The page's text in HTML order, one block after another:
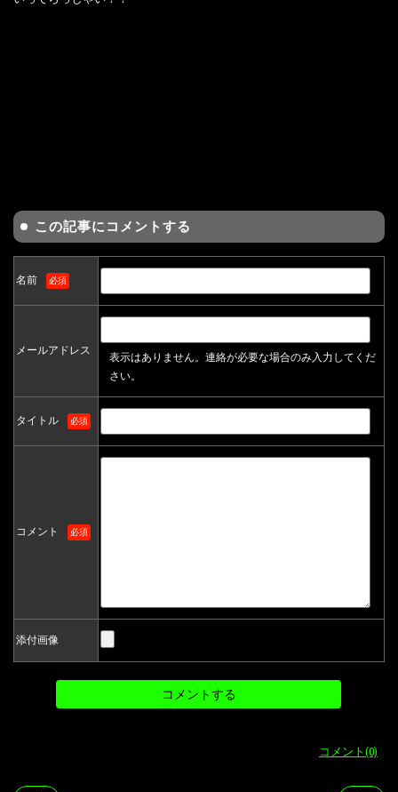
この記事にコメントする
名前 必須
メールアドレス
表示はありません。連絡が必要な場合のみ入力してくだ
さい。
タイトル 必須
コメント 必須
添付画像
コメント(0)